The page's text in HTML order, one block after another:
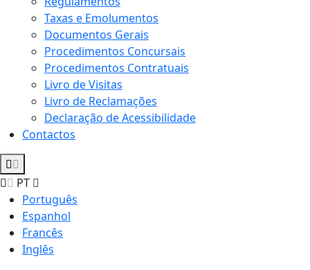
Taxas e Emolumentos
Documentos Gerais
Procedimentos Concursais
Procedimentos Contratuais
Livro de Visitas
Livro de Reclamações
Declaração de Acessibilidade
Contactos
PT
Português
Espanhol
Francês
Inglês